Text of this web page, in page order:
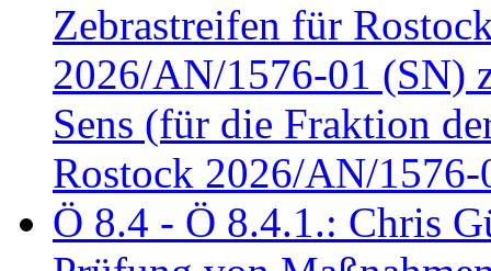
Zebrastreifen für
2026/AN/1576-01 (SN)
Sens (für die Fraktion
Rostock 2026/AN/1576-
Ö 8.4 - Ö 8.4.1.: Chris